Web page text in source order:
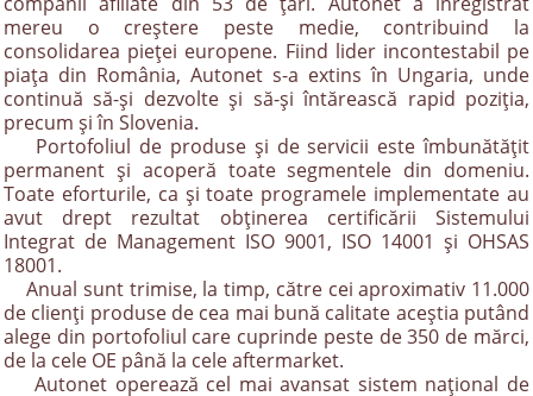
mereu o creştere peste medie, contribuind la
consolidarea pieţei europene. Fiind lider incontestabil pe
piaţa din România, Autonet s-a extins în Ungaria, unde
continuă să-şi dezvolte şi să-şi întărească rapid poziţia,
precum și în Slovenia.
Portofoliul de produse şi de servicii este îmbunătăţit
permanent şi acoperă toate segmentele din domeniu.
Toate eforturile, ca şi toate programele implementate au
avut drept rezultat obţinerea certificării Sistemului
Integrat de Management ISO 9001, ISO 14001 și OHSAS
18001.
Anual sunt trimise, la timp, către cei aproximativ 11.000
de clienţi produse de cea mai bună calitate aceștia putând
alege din portofoliul care cuprinde peste de 350 de mărci,
de la cele OE până la cele aftermarket.
Autonet operează cel mai avansat sistem naţional de